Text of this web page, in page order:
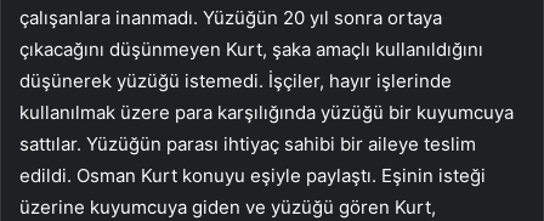
çalışanlara inanmadı. Yüzüğün 20 yıl sonra ortaya
çıkacağını düşünmeyen Kurt, şaka amaçlı kullanıldığını
düşünerek yüzüğü istemedi. İşçiler, hayır işlerinde
kullanılmak üzere para karşılığında yüzüğü bir kuyumcuya
sattılar. Yüzüğün parası ihtiyaç sahibi bir aileye teslim
edildi. Osman Kurt konuyu eşiyle paylaştı. Eşinin isteği
üzerine kuyumcuya giden ve yüzüğü gören Kurt,